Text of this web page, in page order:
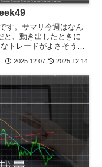
す。サマリ今週はなん
と、動き出したときに
トレードがよさそうに
2025.12.07 2025.12.14